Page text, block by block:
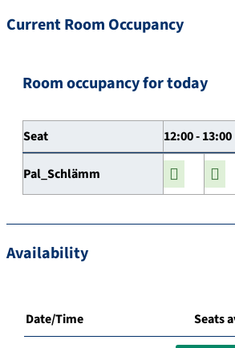
Current Room Occupancy
Room occupancy for today
Seat 12:00 - 13:00
Pal_Schlämm
Availability
Date/Time Seats